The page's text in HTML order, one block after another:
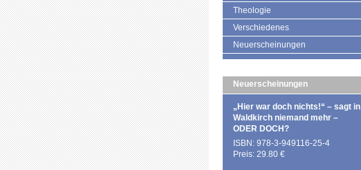
Theologie
Verschiedenes
Neuerscheinungen
Neuerscheinungen
„Hier war doch nichts!“ – sagt in
Waldkirch niemand mehr –
ODER DOCH?
ISBN: 978-3-949116-25-4
Preis: 29.80 €